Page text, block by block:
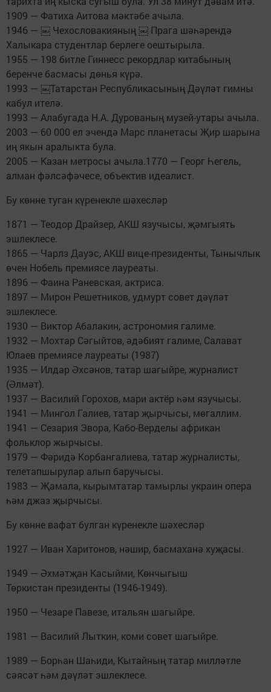
1909 — Фатиха Аитова мәктәбе ачыла.
1946 — ￼ Чехословакияның ￼ Прага шәһәрендә
Халыкара студентлар берлеге оештырыла.
1955 — 198 битле Гиннесс рекордлар китабының
беренче басмасы дөнья күрә.
1993 — ￼Татарстан Республикасының Дәүләт гимны
кабул ителә.
1993 — Алабугада Н.А. Дурованың музей-утары ачыла.
2003 — 60 000 ел эчендә Марс планетасы Җир шарына
иң якын аралыкта була.
2005 — Казан метросы ачыла.1770 — Георг Һегель,
алман фәлсәфәчесе, объектив идеалист.
Бу көнне туган күренекле шәхесләр
1871 — Теодор Драйзер, АКШ язучысы, җәмгыять
эшлеклесе.
1865 — Чарлз Дауэс, АКШ вице-президенты, Тынычлык
өчен Нобель премиясе лауреаты.
1896 — Фаина Раневская, актриса.
1897 — Мирон Решетников, удмурт совет дәүләт
эшлеклесе.
1930 — Виктор Абалакин, астрономия галиме.
1932 — Мохтар Сәгыйтов, әдәбият галиме, Салават
Юлаев премиясе лауреаты (1987)
1935 — Илдар Әхсәнов, татар шагыйре, журналист
(Әлмәт).
1937 — Василий Горохов, мари актёр һәм язучысы.
1941 — Мингол Галиев, татар җырчысы, мөгаллим.
1941 — Сезария Эвора, Кабо-Верделы африкан
фольклор жырчысы.
1979 — Фәридә Корбангалиева, татар журналисты,
телетапшырулар алып баручысы.
1983 — Җамала, кырымтатар тамырлы украин опера
һәм джаз җырчысы.
Бу көнне вафат булган күренекле шәхесләр
1927 — Иван Харитонов, нәшир, басмаханә хуҗасы.
1949 — Әхмәтҗан Касыйми, Көнчыгыш
Төркистан президенты (1946-1949).
1950 — Чезаре Павезе, итальян шагыйре.
1981 — Василий Лыткин, коми совет шагыйре.
1989 — Борһан Шаһиди, Кытайның татар милләтле
сәясәт һәм дәүләт эшлеклесе.